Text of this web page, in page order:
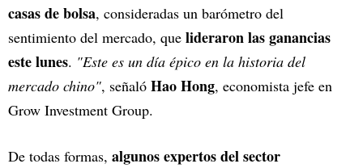
casas de bolsa, consideradas un barómetro del
sentimiento del mercado, que lideraron las ganancias
este lunes. "Este es un día épico en la historia del
mercado chino", señaló Hao Hong, economista jefe en
Grow Investment Group.
De todas formas, algunos expertos del sector